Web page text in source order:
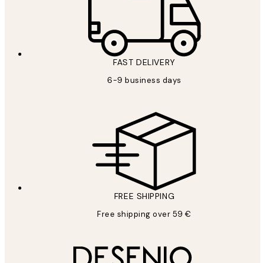
FAST DELIVERY
6-9 business days
FREE SHIPPING
Free shipping over 59 €